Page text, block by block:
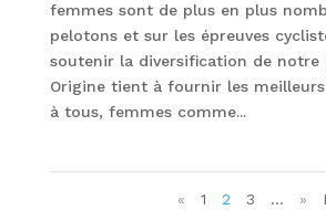
femmes sont de plus en plus
pelotons et sur les épreuves
soutenir la diversification de notre
Origine tient à fournir les meilleurs
à tous, femmes comme...
« 1 2 3 … »